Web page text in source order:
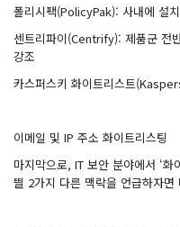
폴리시팩(PolicyPak): 사내에 설
센트리파이(Centrify): 제품군 전
강조
카스퍼스키 화이트리스트
이메일 및 IP 주소 화이트리스팅
마지막으로, IT 보안 분야에서 ‘
띌 2가지 다른 맥락을 언급하자